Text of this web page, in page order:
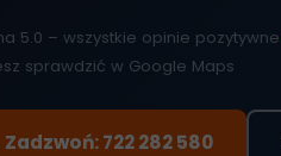
5.0 – wszystkie opinie pozytywne
sprawdzić w Google Maps
Zadzwoń: 722 282 580